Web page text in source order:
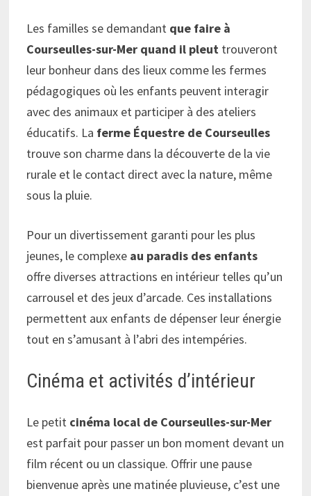
Les familles se demandant que faire à
Courseulles-sur-Mer quand il pleut trouveront
leur bonheur dans des lieux comme les fermes
pédagogiques où les enfants peuvent interagir
avec des animaux et participer à des ateliers
éducatifs. La ferme Équestre de Courseulles
trouve son charme dans la découverte de la vie
rurale et le contact direct avec la nature, même
sous la pluie.
Pour un divertissement garanti pour les plus
jeunes, le complexe au paradis des enfants
offre diverses attractions en intérieur telles qu’un
carrousel et des jeux d’arcade. Ces installations
permettent aux enfants de dépenser leur énergie
tout en s’amusant à l’abri des intempéries.
Cinéma et activités d’intérieur
Le petit cinéma local de Courseulles-sur-Mer
est parfait pour passer un bon moment devant un
film récent ou un classique. Offrir une pause
bienvenue après une matinée pluvieuse, c’est une